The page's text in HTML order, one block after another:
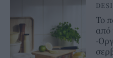
Το
από
-